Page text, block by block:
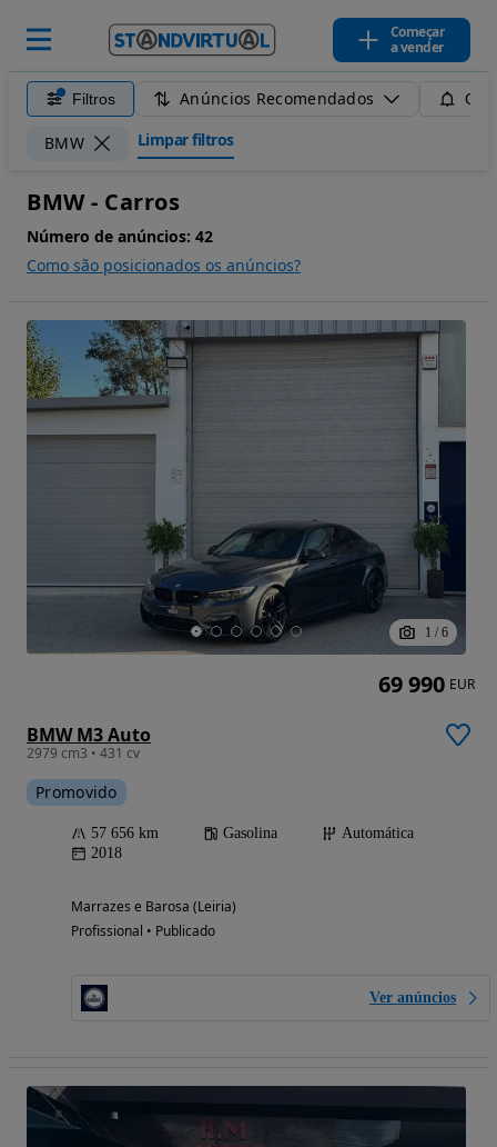
Começar
a vender
Filtros Anúncios Recomendados
BMW Limpar filtros
BMW - Carros
Número de anúncios: 42
Como são posicionados os anúncios?
1 / 6
BMW M3 Auto
2979 cm3 • 431 cv
Promovido
57 656 km Gasolina
Automática
2018
Marrazes e Barosa (Leiria)
Profissional • Publicado
Ver anúncios
69 990 EUR